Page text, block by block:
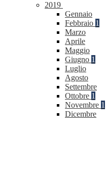
2019
Gennaio
Febbraio 1
Marzo
Aprile
Maggio
Giugno 1
Luglio
Agosto
Settembre
Ottobre 1
Novembre 1
Dicembre